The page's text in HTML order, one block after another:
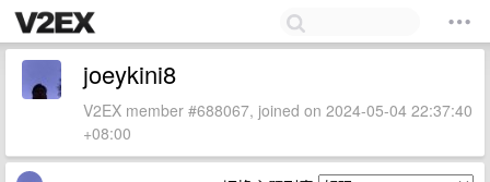
joeykini8
V2EX member #688067, joined on 2024-05-04 22:37:40
+08:00